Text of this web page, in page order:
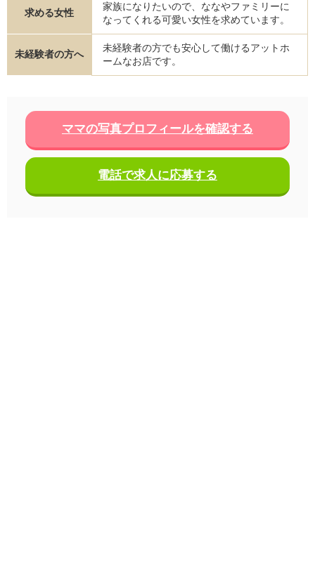
求める女性
家族になりたいので、ななやファミリーに
なってくれる可愛い女性を求めています。
未経験者の方へ
未経験者の方でも安心して働けるアットホ
ームなお店です。
ママの写真プロフィールを確認する
電話で求人に応募する